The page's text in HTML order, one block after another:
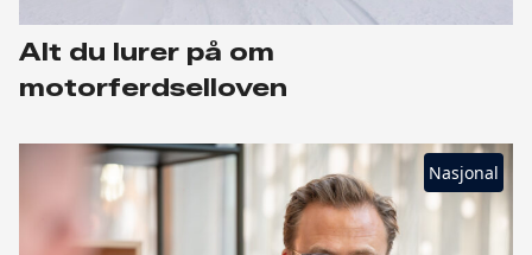
Alt du lurer på om
motorferdselloven
Nasjonal